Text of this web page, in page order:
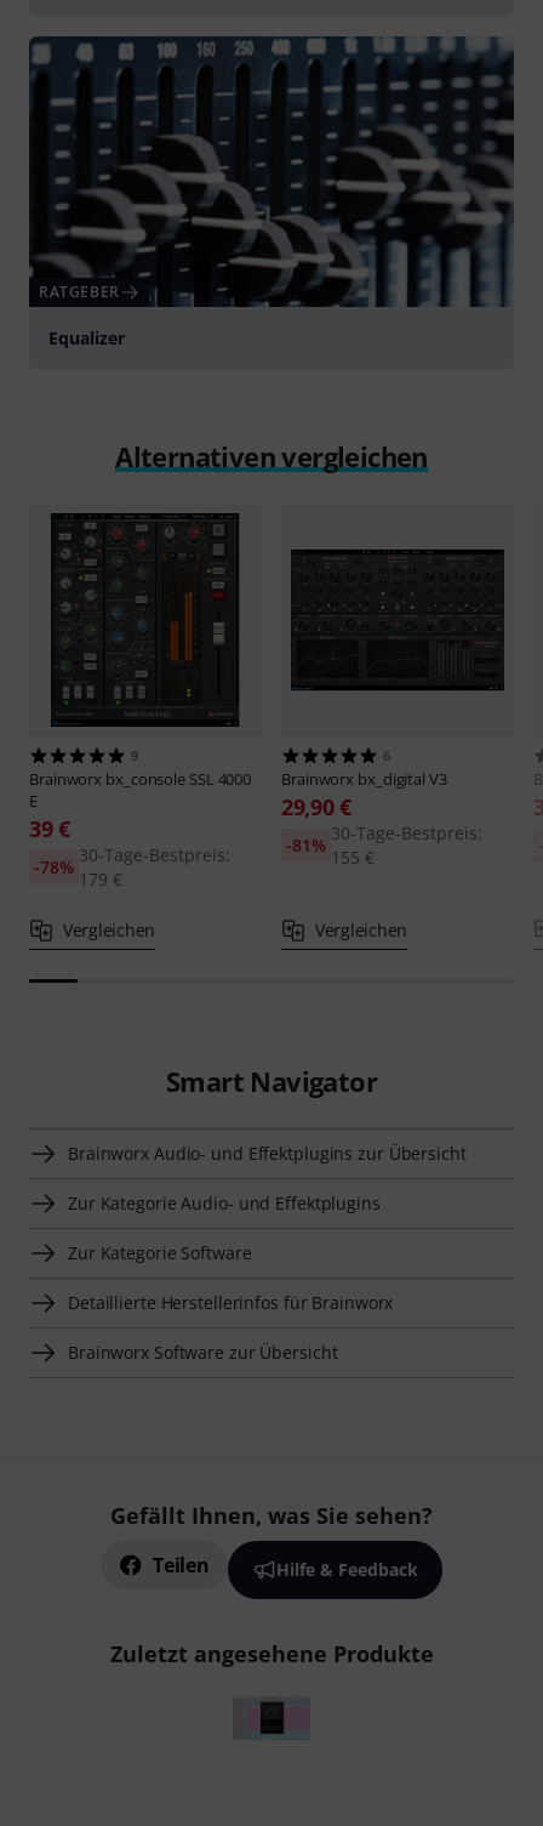
RATGEBER
Equalizer
Alternativen vergleichen
9
Brainworx bx_console SSL 4000
E
39 €
30-Tage-Bestpreis:
179 €
-78%
Vergleichen
6
Brainworx bx_digital V3
29,90 €
30-Tage-Bestpreis:
155 €
-81%
Vergleichen
Smart Navigator
Brainworx Audio- und Effektplugins zur Übersicht
Zur Kategorie Audio- und Effektplugins
Zur Kategorie Software
Detaillierte Herstellerinfos für Brainworx
Brainworx Software zur Übersicht
Gefällt Ihnen, was Sie sehen?
Teilen Hilfe & Feedback
Zuletzt angesehene Produkte